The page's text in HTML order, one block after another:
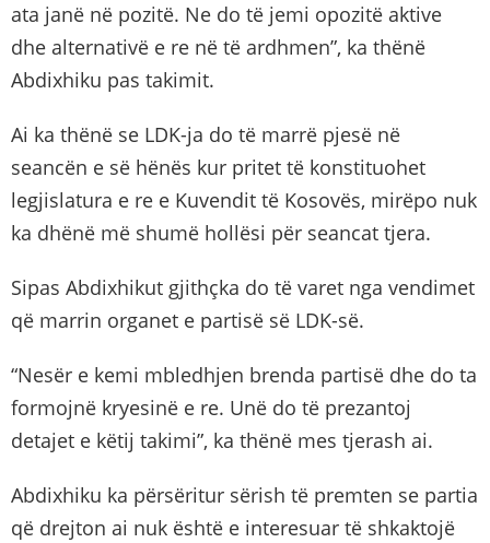
ata janë në pozitë. Ne do të jemi opozitë aktive
dhe alternativë e re në të ardhmen”, ka thënë
Abdixhiku pas takimit.
Ai ka thënë se LDK-ja do të marrë pjesë në
seancën e së hënës kur pritet të konstituohet
legjislatura e re e Kuvendit të Kosovës, mirëpo nuk
ka dhënë më shumë hollësi për seancat tjera.
Sipas Abdixhikut gjithçka do të varet nga vendimet
që marrin organet e partisë së LDK-së.
“Nesër e kemi mbledhjen brenda partisë dhe do ta
formojnë kryesinë e re. Unë do të prezantoj
detajet e këtij takimi”, ka thënë mes tjerash ai.
Abdixhiku ka përsëritur sërish të premten se partia
që drejton ai nuk është e interesuar të shkaktojë